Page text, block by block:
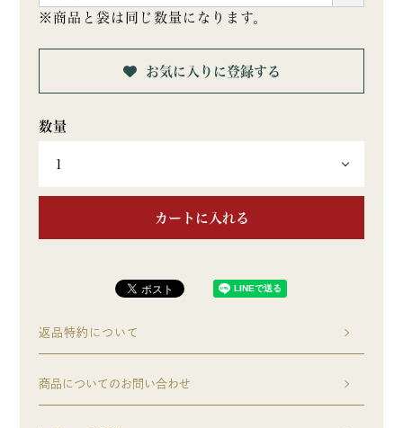
須)
※商品と袋は同じ数量になります。
お気に入りに登録する
カートに入れる
返品特約について
商品についてのお問い合わせ